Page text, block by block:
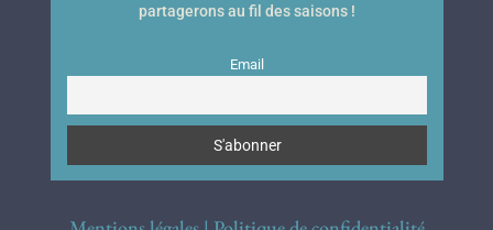
partagerons au fil des saisons !
Email